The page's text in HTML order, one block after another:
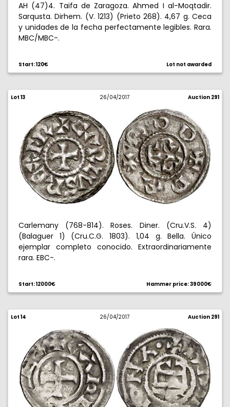
AH (47)4. Taifa de Zaragoza. Ahmed I al-Moqtadir.
Sarqusta. Dirhem. (V. 1213) (Prieto 268). 4,67 g. Ceca
y unidades de la fecha perfectamente legibles. Rara.
MBC/MBC-.
Start: 120€ Lot not awarded
Lot 13 26/04/2017 Auction 291
Carlemany (768-814). Roses. Diner. (Cru.V.S. 4)
(Balaguer 1) (Cru.C.G. 1803). 1,04 g. Bella. Único
ejemplar completo conocido. Extraordinariamente
rara. EBC-.
Start: 12000€ Hammer price: 39000€
Lot 14 26/04/2017 Auction 291